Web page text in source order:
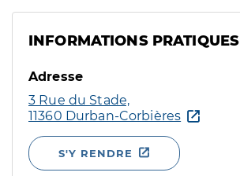
INFORMATIONS PRATIQUES
Adresse
3 Rue du Stade,
11360 Durban-Corbières
S'Y RENDRE